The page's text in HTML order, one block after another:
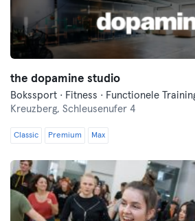
the dopamine studio
Bokssport · Fitness · Functionele
Kreuzberg, Schleusenufer 4
Classic Premium Max